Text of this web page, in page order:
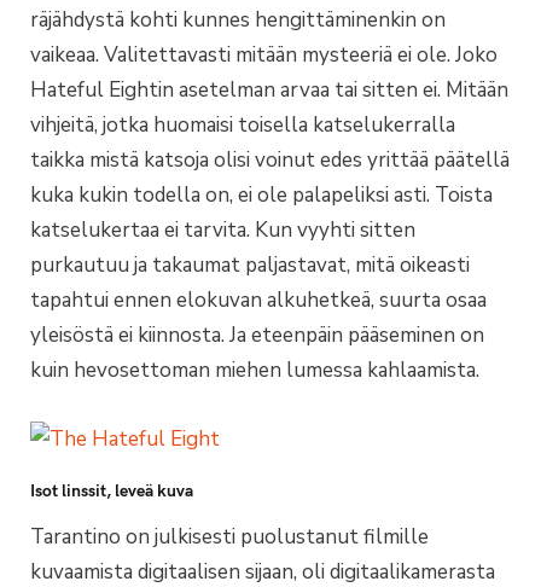
räjähdystä kohti kunnes hengittäminenkin on
vaikeaa. Valitettavasti mitään mysteeriä ei ole. Joko
Hateful Eightin asetelman arvaa tai sitten ei. Mitään
vihjeitä, jotka huomaisi toisella katselukerralla
taikka mistä katsoja olisi voinut edes yrittää päätellä
kuka kukin todella on, ei ole palapeliksi asti. Toista
katselukertaa ei tarvita. Kun vyyhti sitten
purkautuu ja takaumat paljastavat, mitä oikeasti
tapahtui ennen elokuvan alkuhetkeä, suurta osaa
yleisöstä ei kiinnosta. Ja eteenpäin pääseminen on
kuin hevosettoman miehen lumessa kahlaamista.
Isot linssit, leveä kuva
Tarantino on julkisesti puolustanut filmille
kuvaamista digitaalisen sijaan, oli digitaalikamerasta